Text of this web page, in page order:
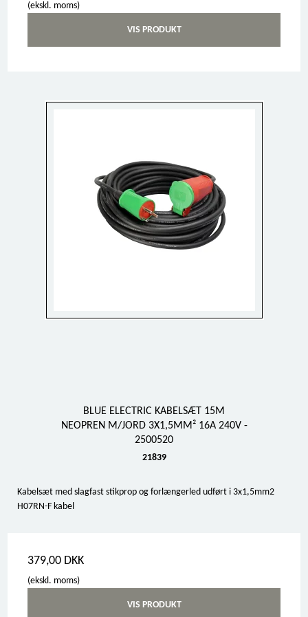
(ekskl. moms)
VIS PRODUKT
BLUE ELECTRIC KABELSÆT 15M
NEOPREN M/JORD 3X1,5MM² 16A 240V -
2500520
21839
Kabelsæt med slagfast stikprop og forlængerled udført i 3x1,5mm2
H07RN-F kabel
379,00 DKK
(ekskl. moms)
VIS PRODUKT